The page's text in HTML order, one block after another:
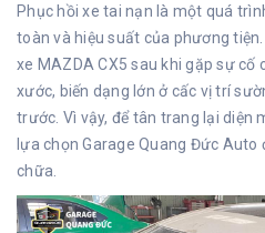
Phục hồi xe tai nạn là một quá
toàn và hiệu suất của phương
xe MAZDA CX5 sau khi gặp sự cố
xước, biến dạng lớn ở cấc vị trí
trước. Vì vậy, để tân trang lại diện
lựa chọn Garage Quang Đức Auto
chữa.